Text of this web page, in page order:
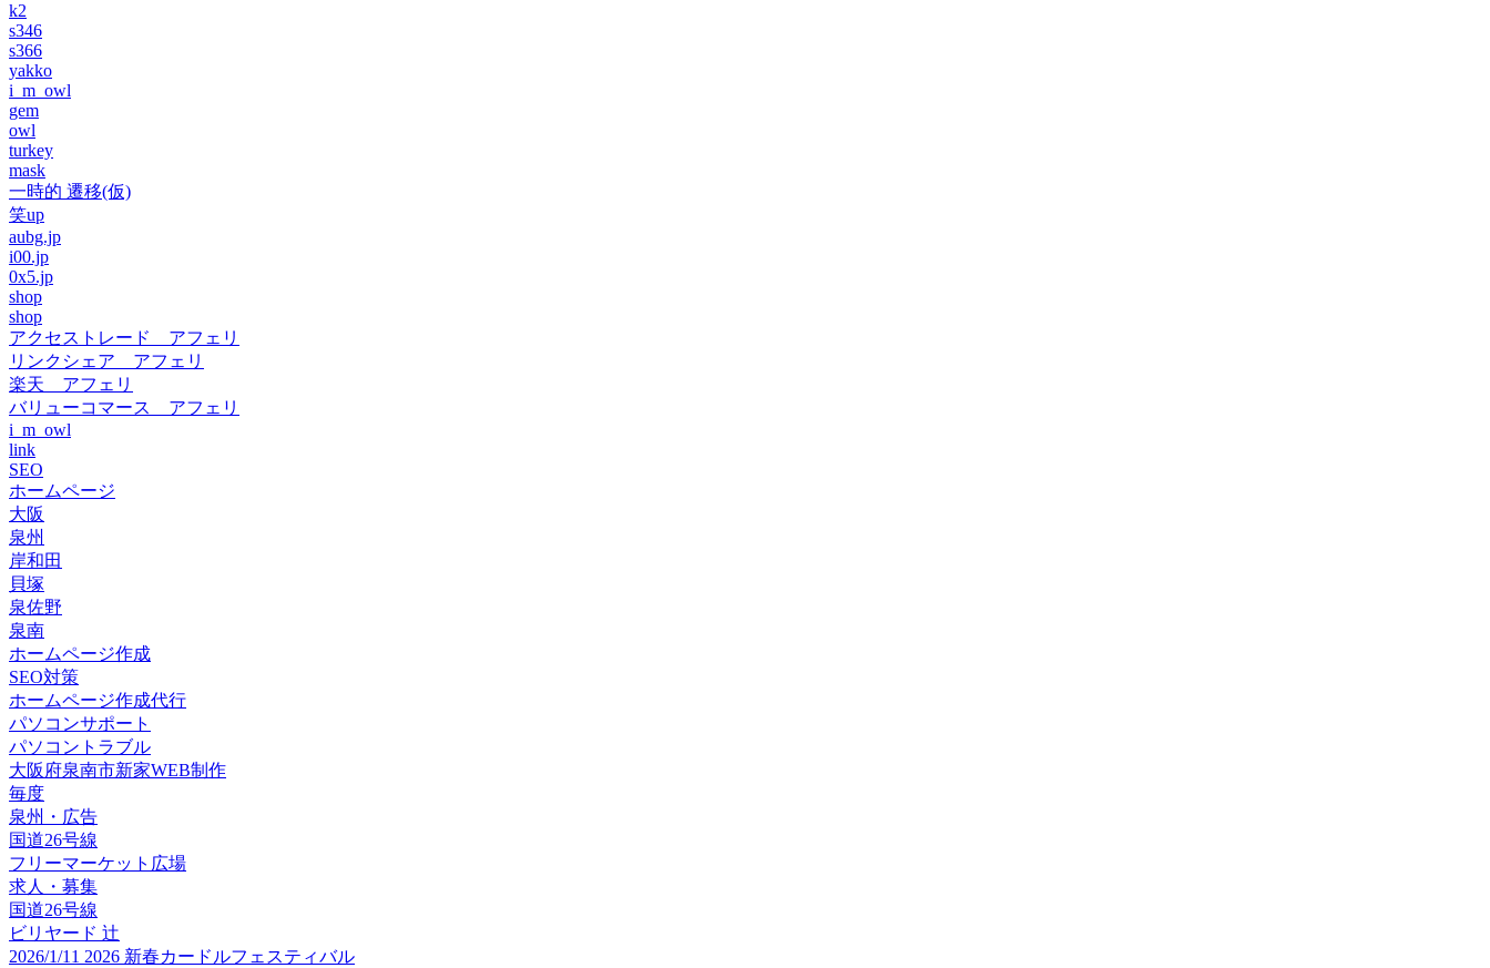
k2
s346
s366
yakko
i_m_owl
gem
owl
turkey
mask
一時的 遷移(仮)
笑up
aubg.jp
i00.jp
0x5.jp
shop
shop
アクセストレード アフェリ
リンクシェア アフェリ
楽天 アフェリ
バリューコマース アフェリ
i_m_owl
link
SEO
ホームページ
大阪
泉州
岸和田
貝塚
泉佐野
泉南
ホームページ作成
SEO対策
ホームページ作成代行
パソコンサポート
パソコントラブル
大阪府泉南市新家WEB制作
毎度
泉州・広告
国道26号線
フリーマーケット広場
求人・募集
国道26号線
ビリヤード 辻
2026/1/11 2026 新春カードルフェスティバル